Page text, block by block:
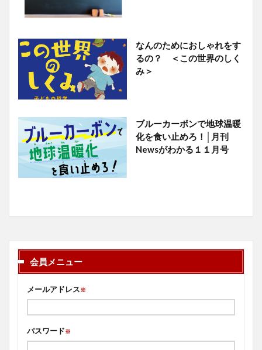
なんのためにおしゃれをす
るの？ ＜この世界のしく
み＞
ブルーカーボンで地球温暖
化を食い止めろ！│月刊
Newsがわかる１１月号
会員メニュー
メールアドレス※
パスワード※